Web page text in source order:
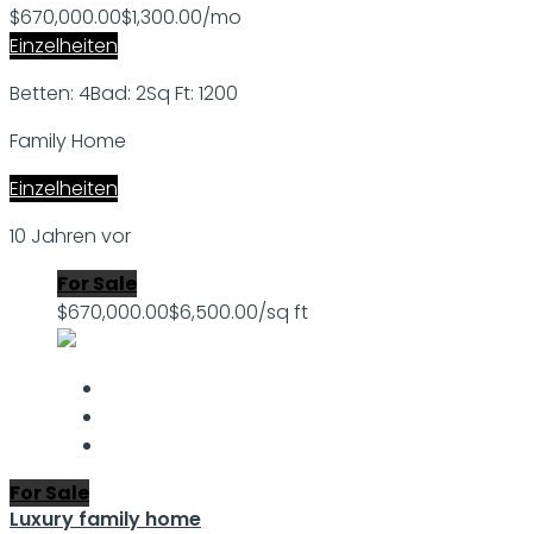
$670,000.00$1,300.00/mo
Einzelheiten
Betten: 4Bad: 2Sq Ft: 1200
Family Home
Einzelheiten
10 Jahren vor
For Sale
$670,000.00$6,500.00/sq ft
For Sale
Luxury family home